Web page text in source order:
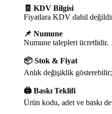
🧾 KDV Bilgisi
Fiyatlara KDV dahil
📌 Numune
Numune talepleri ücretlidir.
📦 Stok & Fiyat
Anlık değişiklik
🖨️ Baskı Teklifi
Ürün kodu, adet ve baskı